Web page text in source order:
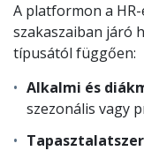
A platformon a
szakaszaiban járó
típusától függően:
Alkalmi és
szezonális vagy